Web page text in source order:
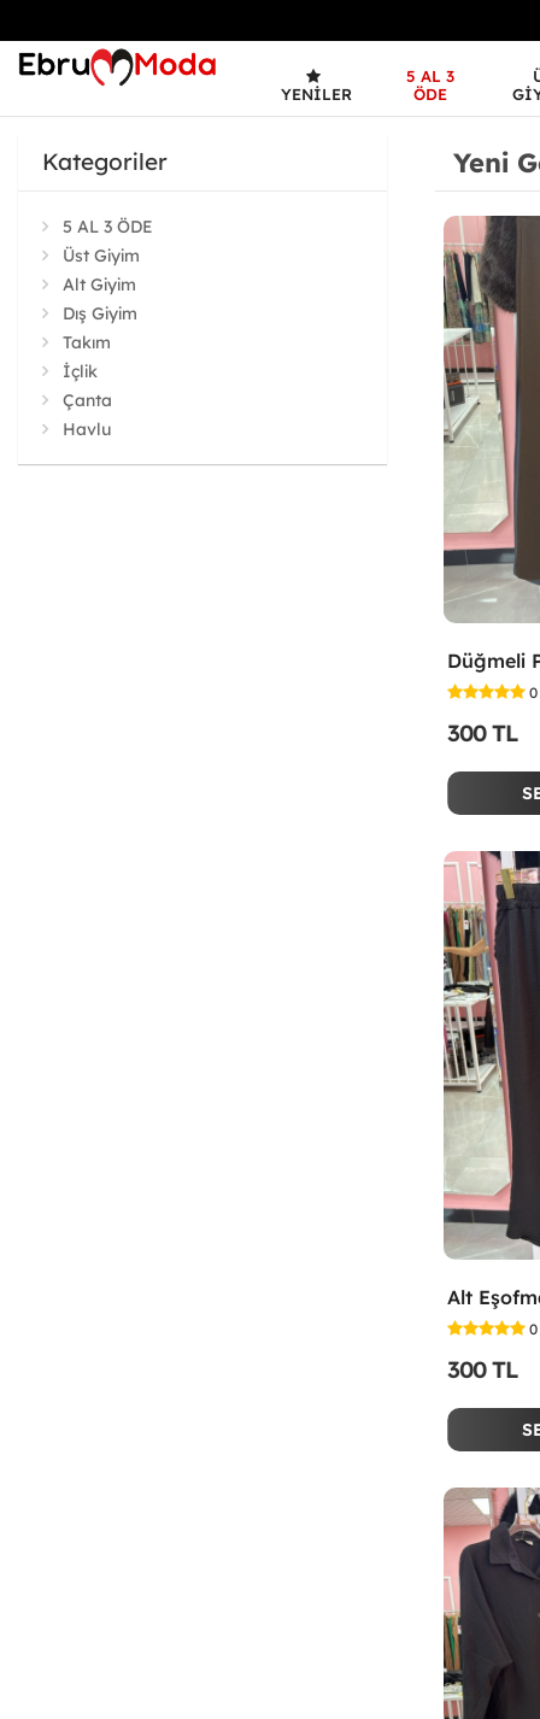
YENILER
5 AL 3
ÖDE
Kategoriler
5 AL 3 ÖDE
Üst Giyim
Alt Giyim
Dış Giyim
Takım
İçlik
Çanta
Havlu
Yeni
0
300 TL
Alt
0
300 TL